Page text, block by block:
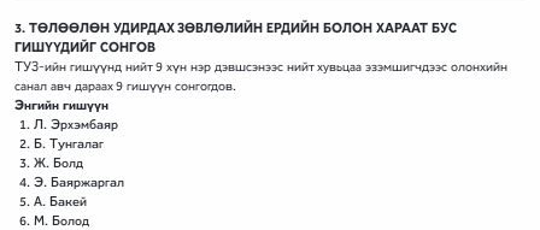
3. ТӨЛӨӨЛӨН УДИРДАХ ЗӨВЛӨЛИЙН ЕРДИЙН БОЛОН ХАРААТ БУС
ГИШҮҮДИЙГ СОНГОВ
ТУЗ-ийн гишүүнд нийт 9 хүн нэр дэвшсэнээс нийт хувьцаа эзэмшигчдээс олонхийн
санал авч дараах 9 гишүүн сонгогдов.
Энгийн гишүүн
Л. Эрхэмбаяр
Б. Тунгалаг
Ж. Болд
Э. Баяржаргал
А. Бакей
М. Болод